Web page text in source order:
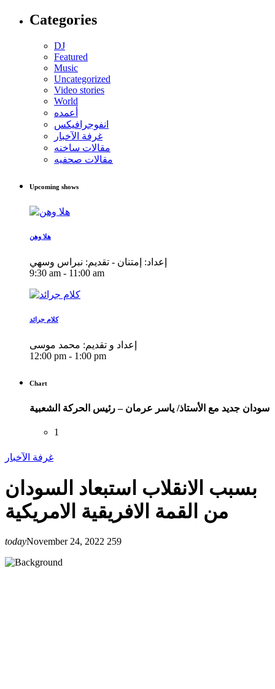
Categories
DJ
Featured
Music
Uncategorized
Video stories
World
أعمده
انفوجرافيكس
غرفة الآخبار
مقالات ساخنه
مقالات صحفيه
Upcoming shows
هلا وهن
إعداد: إمتنان - تقديم: نبراس وسهي
9:30 am - 11:00 am
كلام جرائد
إعداد و تقديم: محمد موسى
12:00 pm - 1:00 pm
Chart
سودان جديد مع الأستاذ/ ياسر عرمان – رئيس الحركة الشعبية
1
غرفة الآخبار
بسبب الانقلاب استبعاد السودان
من القمة الافريقية الامريكية
todayNovember 24, 2022 259